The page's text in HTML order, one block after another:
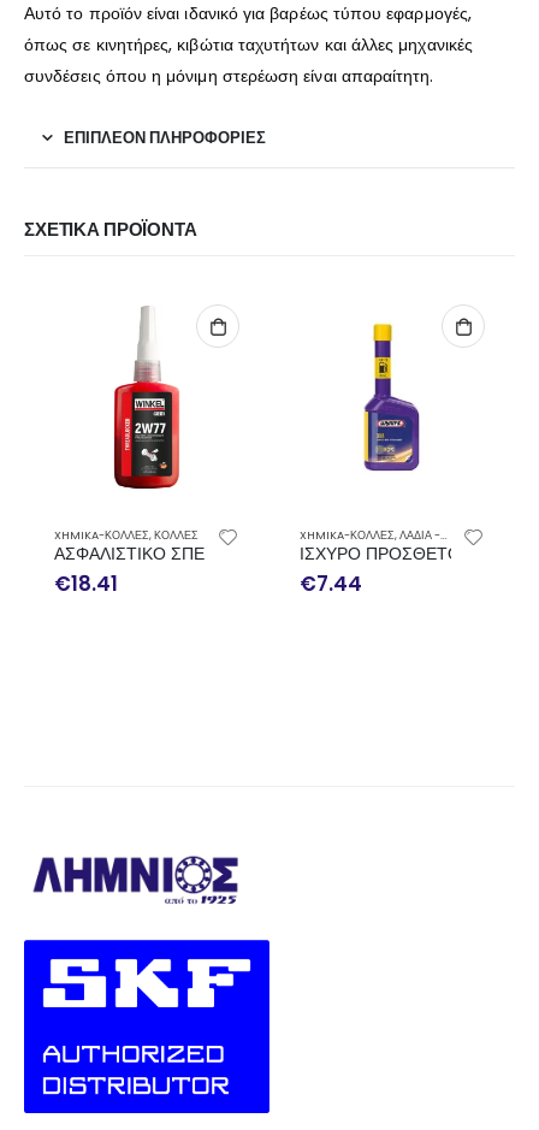
Αυτό το προϊόν είναι ιδανικό για βαρέως τύπου εφαρμογές,
όπως σε κινητήρες, κιβώτια ταχυτήτων και άλλες μηχανικές
συνδέσεις όπου η μόνιμη στερέωση είναι απαραίτητη.
ΕΠΙΠΛΈΟΝ ΠΛΗΡΟΦΟΡΊΕΣ
ΣΧΕΤΙΚΆ ΠΡΟΪΌΝΤΑ
XHMIKA-ΚΟΛΛΕΣ,ΚΟΛΛΕΣ
ΑΣΦΑΛΙΣΤΙΚΟ ΣΠΕΙΡΩΜΑΤΩΝ ΥΨΗΛΟΥ ΒΑΘΜΟΥ
€18.41
XHMIKA-ΚΟΛΛΕΣ,ΛΑΔΙΑ -ΧΗΜΙΚΑ-ΠΡΟΣΘΕΤΑ ΚΑΥΣΙΜΟΥ
ΙΣΧΥΡΟ ΠΡΟΣΘΕΤΟ
€7.44